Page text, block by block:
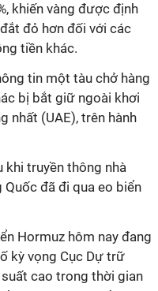
khiến vàng được định
đỏ hơn đối với các
tiền khác.
tin một tàu chở hàng
bị bắt giữ ngoài khơi
nhất (UAE), trên hành
khi truyền thông nhà
đã đi qua eo biển
Hormuz hôm nay đang
kỳ vọng Cục Dự trữ
cao trong thời gian